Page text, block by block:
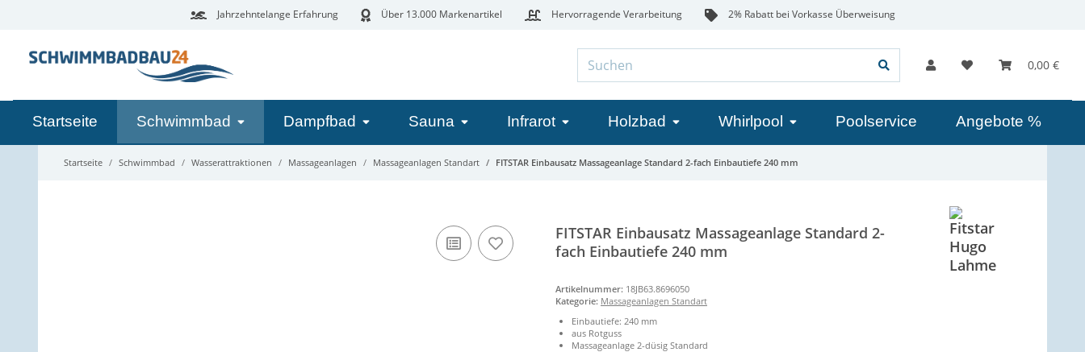
Jahrzehntelange Erfahrung Über 13.000 Markenartikel Hervorragende Verarbeitung 2% Rabatt bei Vorkasse Überweisung
0,00 €
Startseite Schwimmbad Dampfbad Sauna Infrarot Holzbad Whirlpool Poolservice Angebote %
Startseite Schwimmbad Wasserattraktionen Massageanlagen Massageanlagen Standart FITSTAR Einbausatz Massageanlage Standard 2-fach Einbautiefe 240 mm
FITSTAR Einbausatz Massageanlage Standard 2-
fach Einbautiefe 240 mm
Artikelnummer: 18JB63.8696050
Kategorie: Massageanlagen Standart
Einbautiefe: 240 mm
aus Rotguss
Massageanlage 2-düsig Standard